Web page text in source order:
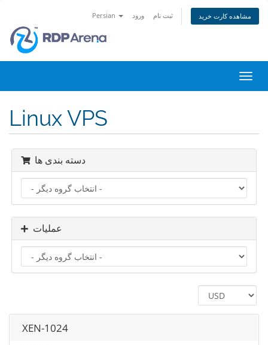
Persian ورود ثبت نام مشاهده کارت خرید
تغییر
Linux VPS
دسته بندی ها
عملیات
XEN-1024